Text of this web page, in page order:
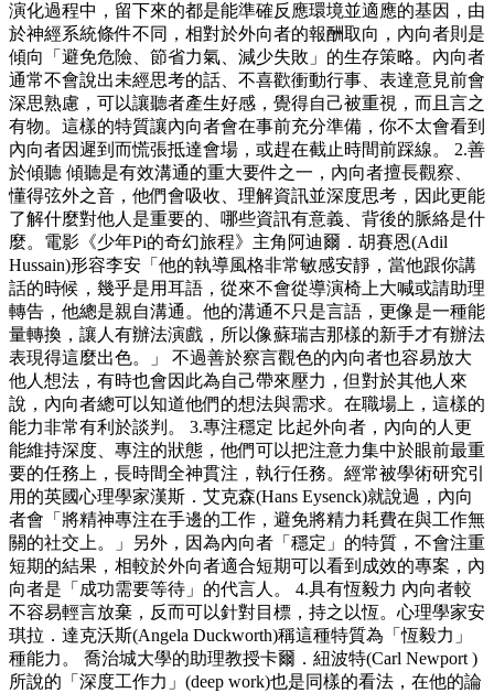
演化過程中，留下來的都是能準確反應環境並適應的基因，由
於神經系統條件不同，相對於外向者的報酬取向，內向者則是
傾向「避免危險、節省力氣、減少失敗」的生存策略。內向者
通常不會說出未經思考的話、不喜歡衝動行事、表達意見前會
深思熟慮，可以讓聽者產生好感，覺得自己被重視，而且言之
有物。這樣的特質讓內向者會在事前充分準備，你不太會看到
內向者因遲到而慌張抵達會場，或趕在截止時間前踩線。 2.善
於傾聽 傾聽是有效溝通的重大要件之一，內向者擅長觀察、
懂得弦外之音，他們會吸收、理解資訊並深度思考，因此更能
了解什麼對他人是重要的、哪些資訊有意義、背後的脈絡是什
麼。電影《少年Pi的奇幻旅程》主角阿迪爾．胡賽恩(Adil
Hussain)形容李安「他的執導風格非常敏感安靜，當他跟你講
話的時候，幾乎是用耳語，從來不會從導演椅上大喊或請助理
轉告，他總是親自溝通。他的溝通不只是言語，更像是一種能
量轉換，讓人有辦法演戲，所以像蘇瑞吉那樣的新手才有辦法
表現得這麼出色。」 不過善於察言觀色的內向者也容易放大
他人想法，有時也會因此為自己帶來壓力，但對於其他人來
說，內向者總可以知道他們的想法與需求。在職場上，這樣的
能力非常有利於談判。 3.專注穩定 比起外向者，內向的人更
能維持深度、專注的狀態，他們可以把注意力集中於眼前最重
要的任務上，長時間全神貫注，執行任務。經常被學術研究引
用的英國心理學家漢斯．艾克森(Hans Eysenck)就說過，內向
者會「將精神專注在手邊的工作，避免將精力耗費在與工作無
關的社交上。」另外，因為內向者「穩定」的特質，不會注重
短期的結果，相較於外向者適合短期可以看到成效的專案，內
向者是「成功需要等待」的代言人。 4.具有恆毅力 內向者較
不容易輕言放棄，反而可以針對目標，持之以恆。心理學家安
琪拉．達克沃斯(Angela Duckworth)稱這種特質為「恆毅力」
種能力。 喬治城大學的助理教授卡爾．紐波特(Carl Newport )
所說的「深度工作力」(deep work)也是同樣的看法，在他的論